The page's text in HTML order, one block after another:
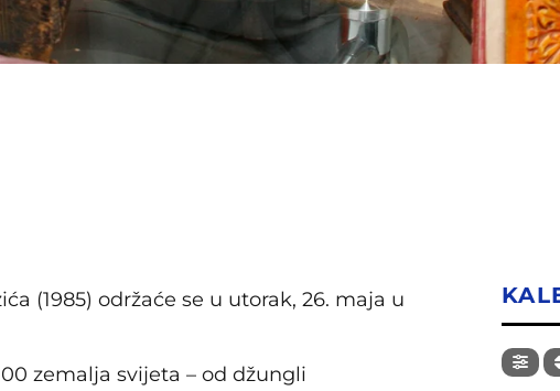
(1985) održaće se u utorak, 26. maja u
zemalja svijeta – od džungli